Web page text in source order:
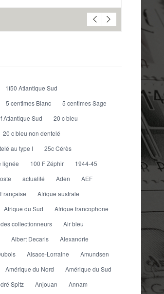
1f50 Atlantique Sud
5 centimes Blanc
5 centimes Sage
Atlantique Sud
20 c bleu
20 c bleu non dentelé
au type I
25c Cérès
lignée
100 F Zéphir
1944-45
actualité Aden
AEF
Afrique australe
Afrique du Sud
Afrique francophone
collectionneurs
Air bleu
Albert Decaris
Alexandrie
Alsace-Lorraine
Amundsen
Amérique du Nord
Amérique du Sud
Spitz Anjouan
Annam